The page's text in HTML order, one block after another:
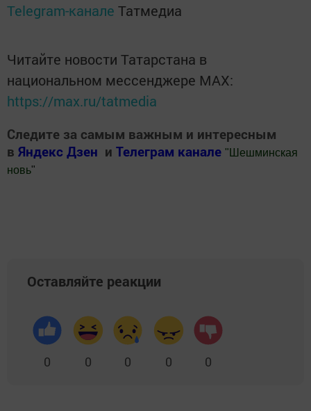
Telegram-канале Татмедиа
Читайте новости Татарстана в
национальном мессенджере MАХ:
https://max.ru/tatmedia
Следите за самым важным и интересным
в Яндекс Дзен и Телеграм канале " Шешминская
новь"
Оставляйте реакции
0 0 0 0 0